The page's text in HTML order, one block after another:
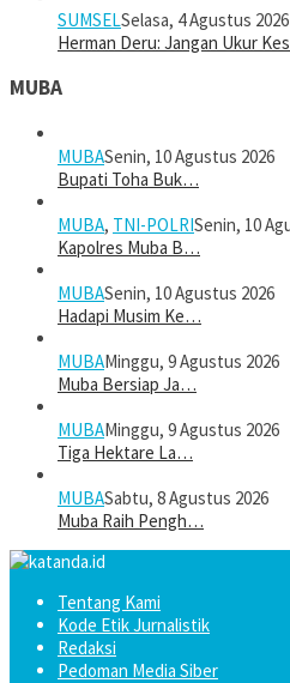
SUMSELSelasa, 4 Agustus 2026
Herman Deru: Jangan Ukur
MUBA
MUBASenin, 10 Agustus 2026
Bupati Toha Buk…
MUBA, TNI-POLRISenin, 10
Kapolres Muba B…
MUBASenin, 10 Agustus 2026
Hadapi Musim Ke…
MUBAMinggu, 9 Agustus 2026
Muba Bersiap Ja…
MUBAMinggu, 9 Agustus 2026
Tiga Hektare La…
MUBASabtu, 8 Agustus 2026
Muba Raih Pengh…
Tentang Kami
Kode Etik Jurnalistik
Redaksi
Pedoman Media Siber